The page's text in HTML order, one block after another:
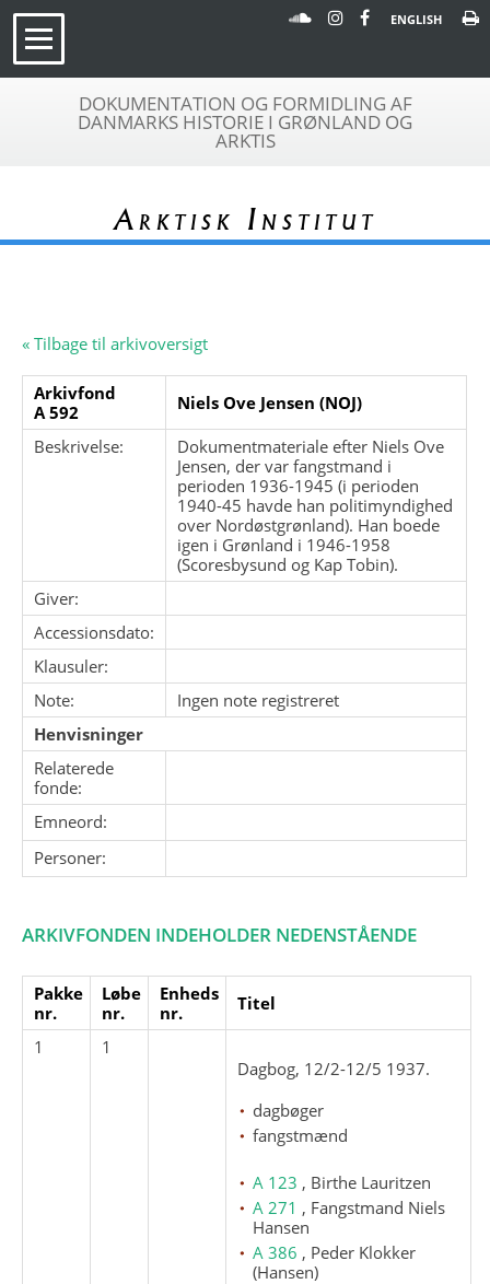
ENGLISH
DOKUMENTATION OG FORMIDLING AF
DANMARKS HISTORIE I GRØNLAND OG
ARKTIS
Arktisk Institut
« Tilbage til arkivoversigt
Arkivfond
A 592
Niels Ove Jensen (NOJ)
Beskrivelse:
Dokumentmateriale efter Niels Ove
Jensen, der var fangstmand i
perioden 1936-1945 (i perioden
1940-45 havde han politimyndighed
over Nordøstgrønland). Han boede
igen i Grønland i 1946-1958
(Scoresbysund og Kap Tobin).
Giver:
Accessionsdato:
Klausuler:
Note:
Ingen note registreret
Henvisninger
Relaterede
fonde:
Emneord:
Personer:
ARKIVFONDEN INDEHOLDER NEDENSTÅENDE
Pakke
nr.
Løbe
nr.
Enheds
nr.
Titel
1
1
Dagbog, 12/2-12/5 1937.
dagbøger
fangstmænd
A 123 , Birthe Lauritzen
A 271 , Fangstmand Niels
Hansen
A 386 , Peder Klokker
(Hansen)